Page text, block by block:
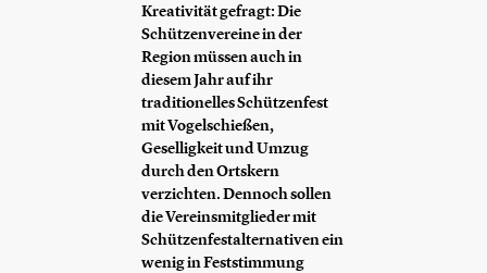
Kreativität gefragt: Die
Schützenvereine in der
Region müssen auch in
diesem Jahr auf ihr
traditionelles Schützenfest
mit Vogelschießen,
Geselligkeit und Umzug
durch den Ortskern
verzichten. Dennoch sollen
die Vereinsmitglieder mit
Schützenfestalternativen ein
wenig in Feststimmung